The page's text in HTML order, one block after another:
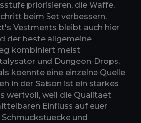
priorisieren, die Waffe,
beim Set verbessern.
Vestments bleibt auch hier
der beste allgemeine
kombiniert meist
und Dungeon-Drops,
koennte eine einzelne Quelle
in der Saison ist ein starkes
wertvoll, weil die Qualitaet
Einfluss auf euer
Schmuckstuecke und